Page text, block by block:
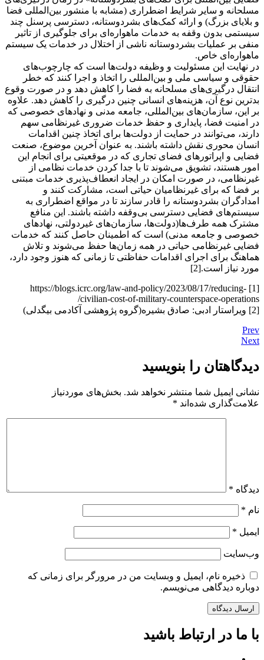
مسلحانه و سایر شرایط اضطراری (مشابه با منشور بین‌المللی فضا
و بلایای بزرگ) و ارائه کمک‌های بشردوستانه، دسترسی پرسنل چند
سیستمی بدون وقفه به خدمات ماهواره‌ای برای جلوگیری از تاثیر
منفی بر عملیات بشردوستانه ناشی از اختلال در خدمات یک سیستم
ماهواره‌ای خاص.
در نهایت این مسئولیت و وظیفه دولت‌ها است که چارچوب‌های
حقوقی و سیاسی ملی و بین‌المللی را اتخاذ و اجرا کنند که خطر
انتقال درگیری‌های مسلحانه به فضا را کاهش دهد و در صورت وقوع
بدترین نوع آن، هزینه‌های انسانی چنین درگیری را کاهش دهد. علاوه
بر این، سازمان‌های بین‌المللی، جامعه مدنی و نهادهای خصوصی که
در امنیت فضا، پایداری و حفظ خدمات ضروری غیرنظامی سهم
دارند، می‌توانند در حمایت از دولت‌ها برای اتخاذ چنین اقدامات
انسان محوری نقش داشته باشند. به عنوان آخرین موضوع، صنعت
فضایی و اپراتورهای فضای تجاری که در موقعیتی برای انجام این
امور هستند، تشویق می‌شوند تا با جدا کردن خدمات نظامی از
غیرنظامی، در صورت امکان در ایجاد انعطاف‌پذیری خدمات مبتنی
بر فضا که برای غیرنظامیان حیاتی است، مشارکت کنند و
امدادگران بشردوستانه را قادر سازند تا در مواقع اضطراری به
سیستم‌های فضایی دسترسی بی‌وقفه داشته باشند. این منافع
مشترک همه طرف‌ها(دولت‌ها، سازمان‌های غیردولتی، نهادهای
خصوصی و جامعه مدنی) است که اطمینان حاصل کنند که خدمات
فضایی غیرنظامی حیاتی در همه زمان‌ها حفظ می‌شوند و تلاش
هماهنگ برای اجرای اقدامات حفاظتی تا زمانی که هنوز وجود دارد،
مورد نیاز است.[2]
[1] https://blogs.icrc.org/law-and-policy/2023/08/17/reducing-
civilian-cost-of-military-counterspace-operations/
[2] ویراستار ادبی: صادق بشیره(گروه پژوهشی آکادمی بیگدلی)
Prev
Next
دیدگاهتان را بنویسید
نشانی ایمیل شما منتشر نخواهد شد. بخش‌های موردنیاز
علامت‌گذاری شده‌اند *
دیدگاه *
نام *
ایمیل *
وب‌سایت
ذخیره نام، ایمیل و وبسایت من در مرورگر برای زمانی که
دوباره دیدگاهی می‌نویسم.
با ما در ارتباط باشید